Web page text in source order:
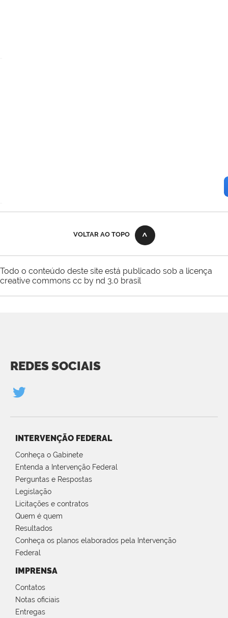
VOLTAR AO TOPO
Todo o conteúdo deste site está publicado sob a licença
creative commons cc by nd 3.0 brasil
REDES SOCIAIS
INTERVENÇÃO FEDERAL
Conheça o Gabinete
Entenda a Intervenção Federal
Perguntas e Respostas
Legislação
Licitações e contratos
Quem é quem
Resultados
Conheça os planos elaborados pela Intervenção
Federal
IMPRENSA
Contatos
Notas oficiais
Entregas